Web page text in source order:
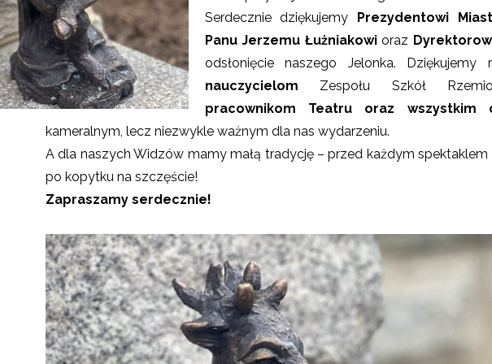
Serdecznie dziękujemy Prezydentowi
Panu Jerzemu Łużniakowioraz
odsłonięcie naszego Jelonka. Dziękujemy
nauczycielom Zespołu Szkół
pracownikom Teatru
oraz wszystkim
kameralnym, lecz niezwykle ważnym dla nas wydarzeniu.
A dla naszych Widzów mamy małą tradycję – przed każdym spektaklem
po kopytku na szczęście!
Zapraszamy serdecznie!